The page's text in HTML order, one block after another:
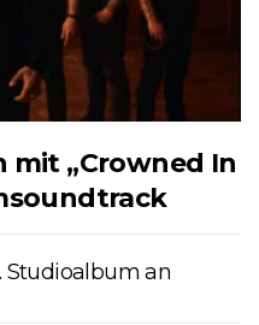
mit „Crowned In
Studioalbum an